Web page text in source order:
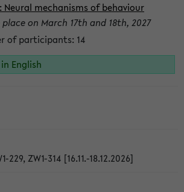
Neural mechanisms of behaviour
on March 17th and 18th, 2027
of participants: 14
English
229, ZW1-314 [16.11.-18.12.2026]